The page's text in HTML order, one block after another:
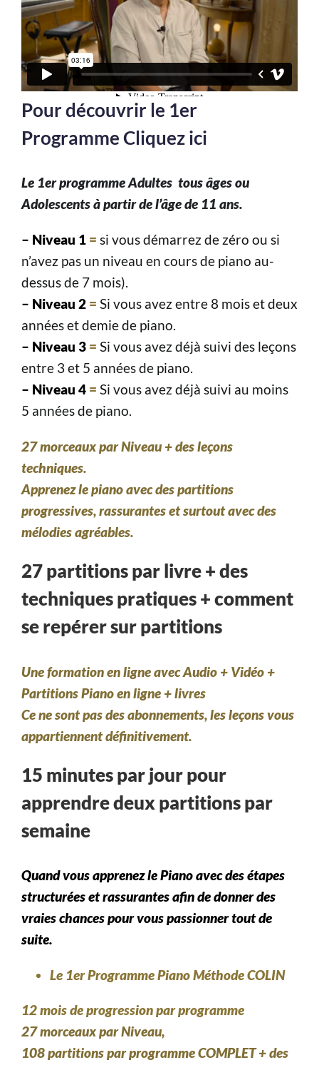
Pour découvrir le 1er
Programme Cliquez ici
Le 1er programme Adultes tous âges ou
Adolescents à partir de l’âge de 11 ans.
– Niveau 1 = si vous démarrez de zéro ou si
n’avez pas un niveau en cours de piano au-
dessus de 7 mois).
– Niveau 2 = Si vous avez entre 8 mois et deux
années et demie de piano.
– Niveau 3 = Si vous avez déjà suivi des leçons
entre 3 et 5 années de piano.
– Niveau 4 = Si vous avez déjà suivi au moins
5 années de piano.
27 morceaux par Niveau + des leçons
techniques.
Apprenez le piano avec des partitions
progressives, rassurantes et surtout avec des
mélodies agréables.
27 partitions par livre + des
techniques pratiques + comment
se repérer sur partitions
Une formation en ligne avec Audio + Vidéo +
Partitions Piano en ligne + livres
Ce ne sont pas des abonnements, les leçons vous
appartiennent définitivement.
15 minutes par jour pour
apprendre deux partitions par
semaine
Quand vous apprenez le Piano avec des étapes
structurées et rassurantes afin de donner des
vraies chances pour vous passionner tout de
suite.
Le 1er Programme Piano Méthode COLIN
12 mois de progression par programme
27 morceaux par Niveau,
108 partitions par programme COMPLET + des